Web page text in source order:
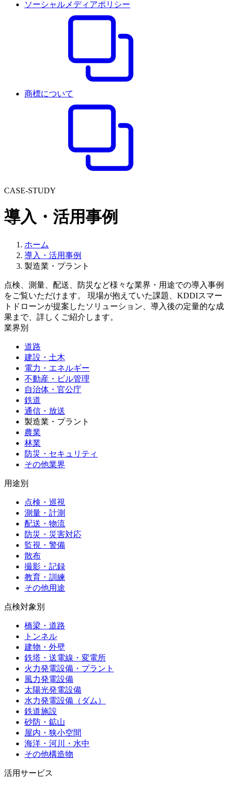
ソーシャルメディアポリシー
商標について
CASE-STUDY
導入・活用事例
ホーム
導入・活用事例
製造業・プラント
点検、測量、配送、防災など様々な業界・用途での導入事例
をご覧いただけます。 現場が抱えていた課題、KDDIスマー
トドローンが提案したソリューション、導入後の定量的な成
果まで、詳しくご紹介します。
業界別
道路
建設・土木
電力・エネルギー
不動産・ビル管理
自治体・官公庁
鉄道
通信・放送
製造業・プラント
農業
林業
防災・セキュリティ
その他業界
用途別
点検・巡視
測量・計測
配送・物流
防災・災害対応
監視・警備
散布
撮影・記録
教育・訓練
その他用途
点検対象別
橋梁・道路
トンネル
建物・外壁
鉄塔・送電線・変電所
火力発電設備・プラント
風力発電設備
太陽光発電設備
水力発電設備（ダム）
鉄道施設
砂防・鉱山
屋内・狭小空間
海洋・河川・水中
その他構造物
活用サービス